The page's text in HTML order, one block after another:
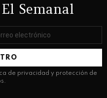
Semanal
de privacidad y protección de